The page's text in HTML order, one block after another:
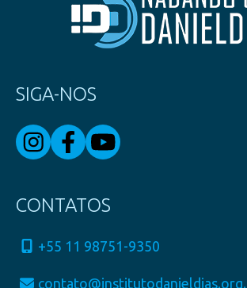
SIGA-NOS
CONTATOS
+55 11 98751-9350